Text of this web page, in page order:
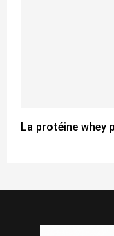
La protéine whey